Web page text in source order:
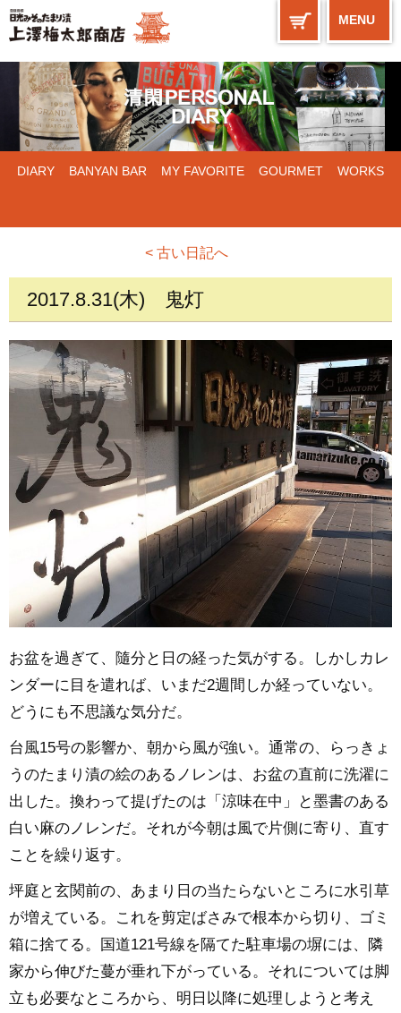
MENU
DIARY BANYAN BAR MY FAVORITE GOURMET WORKS
< 古い日記へ
2017.8.31(木) 鬼灯
お盆を過ぎて、隨分と日の経った気がする。しかしカレ
ンダーに目を遣れば、いまだ2週間しか経っていない。
どうにも不思議な気分だ。
台風15号の影響か、朝から風が強い。通常の、らっきょ
うのたまり漬の絵のあるノレンは、お盆の直前に洗濯に
出した。換わって提げたのは「涼味在中」と墨書のある
白い麻のノレンだ。それが今朝は風で片側に寄り、直す
ことを繰り返す。
坪庭と玄関前の、あまり日の当たらないところに水引草
が増えている。これを剪定ばさみで根本から切り、ゴミ
箱に捨てる。国道121号線を隔てた駐車場の塀には、隣
家から伸びた蔓が垂れ下がっている。それについては脚
立も必要なところから、明日以降に処理しようと考え